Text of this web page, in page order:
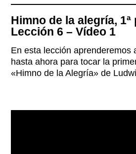
Himno de la alegría, 1ª
Lección 6 – Vídeo 1
En esta lección aprenderemos
hasta ahora para tocar la
«Himno de la Alegría» de